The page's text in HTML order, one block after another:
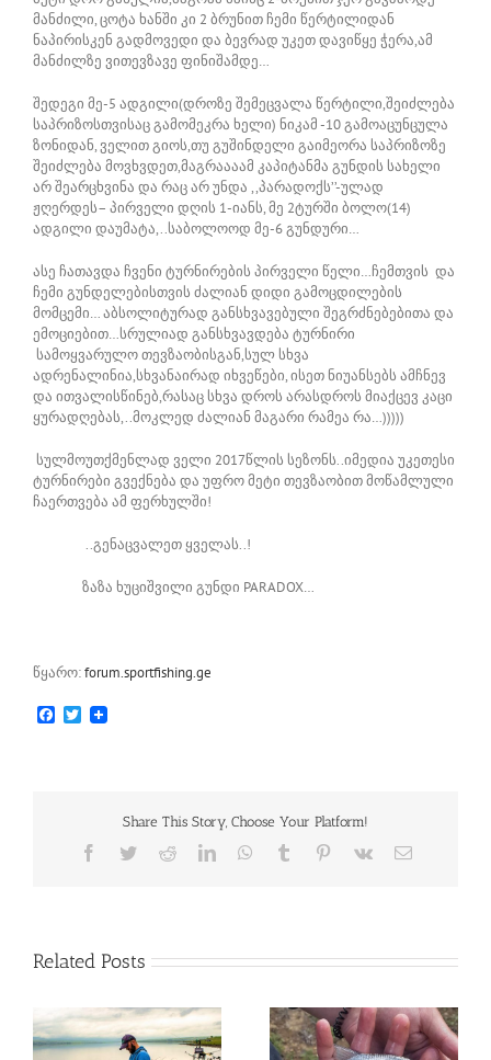
მანძილი, ცოტა ხანში კი 2 ბრუნით ჩემი წერტილიდან
ნაპირისკენ გადმოვედი და ბევრად უკეთ დავიწყე ჭერა,ამ
მანძილზე ვითევზავე ფინიშამდე…
შედეგი მე-5 ადგილი(დროზე შემეცვალა წერტილი,შეიძლება
საპრიზოსთვისაც გამომეკრა ხელი) ნიკამ -10 გამოაცუნცულა
ზონიდან, ველით გიოს,თუ გუშინდელი გაიმეორა საპრიზოზე
შეიძლება მოვხვდეთ,მაგრაააამ კაპიტანმა გუნდის სახელი
არ შეარცხვინა და რაც არ უნდა ,,პარადოქს’’-ულად
ჟღერდეს– პირველი დღის 1-იანს, მე 2ტურში ბოლო(14)
ადგილი დაუმატა,..საბოლოოდ მე-6 გუნდური…
ასე ჩათავდა ჩვენი ტურნირების პირველი წელი…ჩემთვის და
ჩემი გუნდელებისთვის ძალიან დიდი გამოცდილების
მომცემი… აბსოლიტურად განსხვავებული შეგრძნებებითა და
ემოციებით…სრულიად განსხვავდება ტურნირი
სამოყვარულო თევზაობისგან,სულ სხვა
ადრენალინია,სხვანაირად იხვეწები, ისეთ ნიუანსებს ამჩნევ
და ითვალისწინებ,რასაც სხვა დროს არასდროს მიაქცევ კაცი
ყურადღებას,..მოკლედ ძალიან მაგარი რამეა რა…)))))
სულმოუთქმენლად ველი 2017წლის სეზონს..იმედია უკეთესი
ტურნირები გვექნება და უფრო მეტი თევზაობით მოწამლული
ჩაერთვება ამ ფერხულში!
..გენაცვალეთ ყველას..!
ზაზა ხუციშვილი გუნდი PARADOX…
წყარო:forum.sportfishing.ge
Facebook
Twitter
Share This Story, Choose Your Platform!
Facebook
TwitterRedditLinkedInWhatsApp
Tumblr Pinterest
Vk Email
Related Posts